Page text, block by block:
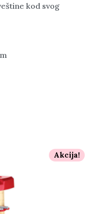
kod svog
Akcija!